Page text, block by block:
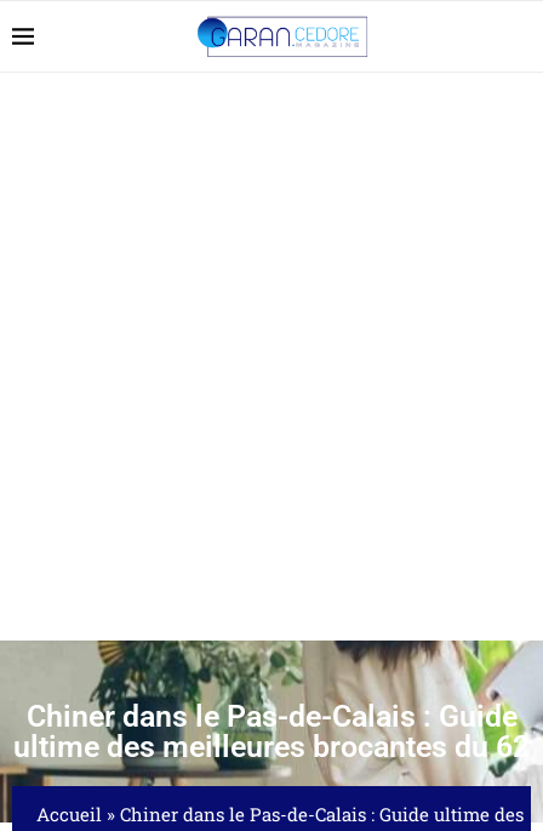
Chiner dans le Pas-de-Calais : Guide
ultime des meilleures brocantes du 62
Accueil » Chiner dans le Pas-de-Calais : Guide ultime des